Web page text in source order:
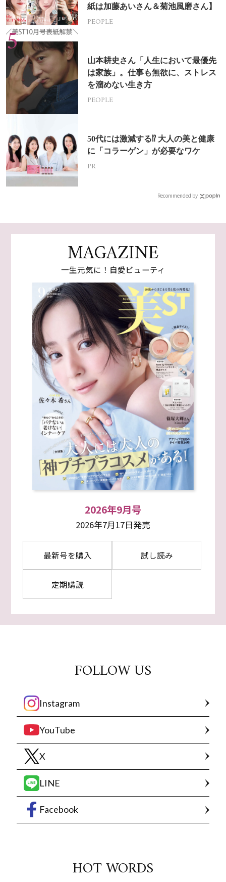
紙は加藤あいさん＆菊池風磨さん】
PEOPLE
山本耕史さん「人生において最優先
は家族」。仕事も無欲に、ストレス
を溜めない生き方
PEOPLE
50代には激減する⁉ 大人の美と健康
に「コラーゲン」が必要なワケ
PR
Recommended by
MAGAZINE
一生元気に！自愛ビューティ
2026年9月号
2026年7月17日発売
最新号を購入 試し読み
定期購読
FOLLOW US
Instagram
YouTube
X
LINE
Facebook
HOT WORDS